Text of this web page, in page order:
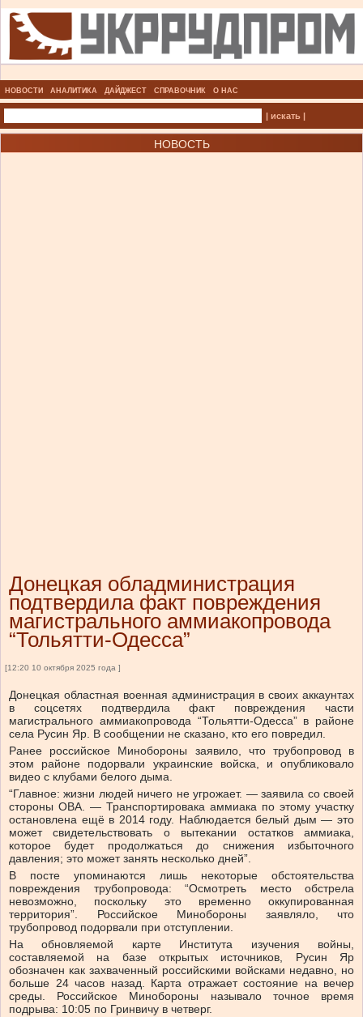
НОВОСТИ АНАЛИТИКА ДАЙДЖЕСТ СПРАВОЧНИК О НАС
| искать |
НОВОСТЬ
Донецкая обладминистрация
подтвердила факт повреждения
магистрального аммиакопровода
“Тольятти-Одесса”
[12:20 10 октября 2025 года ]
Донецкая областная военная администрация в своих аккаунтах
в соцсетях подтвердила факт повреждения части
магистрального аммиакопровода “Тольятти-Одесса” в районе
села Русин Яр. В сообщении не сказано, кто его повредил.
Ранее российское Минобороны заявило, что трубопровод в
этом районе подорвали украинские войска, и опубликовало
видео с клубами белого дыма.
“Главное: жизни людей ничего не угрожает. — заявила со своей
стороны ОВА. — Транспортировака аммиака по этому участку
остановлена ещё в 2014 году. Наблюдается белый дым — это
может свидетельствовать о вытекании остатков аммиака,
которое будет продолжаться до снижения избыточного
давления; это может занять несколько дней”.
В посте упоминаются лишь некоторые обстоятельства
повреждения трубопровода: “Осмотреть место обстрела
невозможно, поскольку это временно оккупированная
территория”. Российское Минобороны заявляло, что
трубопровод подорвали при отступлении.
На обновляемой карте Института изучения войны,
составляемой на базе открытых источников, Русин Яр
обозначен как захваченный российскими войсками недавно, но
больше 24 часов назад. Карта отражает состояние на вечер
среды. Российское Минобороны называло точное время
подрыва: 10:05 по Гринвичу в четверг.